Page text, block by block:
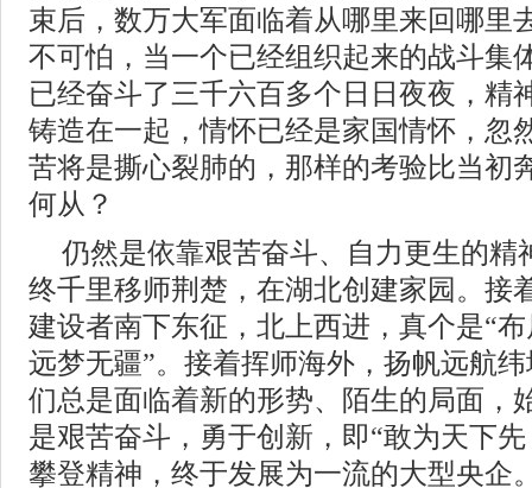
束后，数万大军面临着从哪里来回哪里
不可怕，当一个已经组织起来的战斗集
已经奋斗了三千六百多个日日夜夜，精
铸造在一起，情怀已经是家国情怀，忽
苦将是撕心裂肺的，那样的考验比当初
何从？
仍然是依靠艰苦奋斗、自力更生的精
终千里移师荆楚，在湖北创建家园。接
建设者南下东征，北上西进，真个是“
远梦无疆”。接着挥师海外，扬帆远航
们总是面临着新的形势、陌生的局面，
是艰苦奋斗，勇于创新，即“敢为天下
攀登精神，终于发展为一流的大型央企